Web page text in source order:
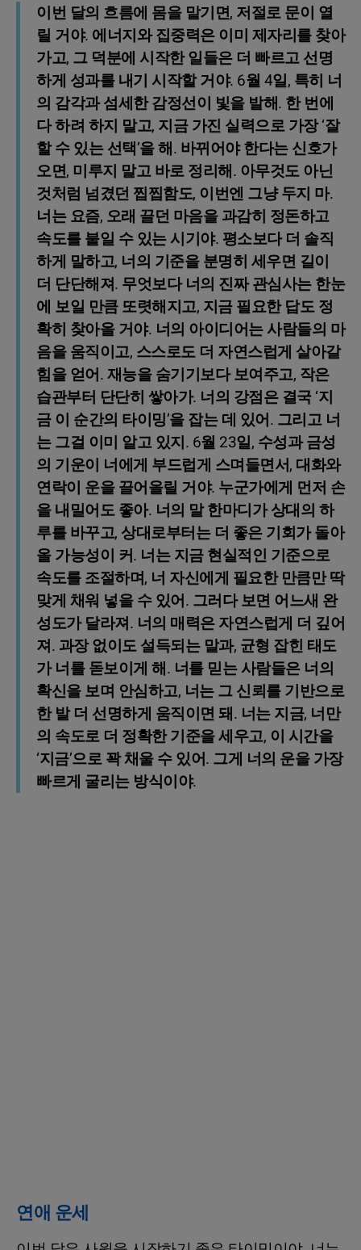
이번 달의 흐름에 몸을 맡기면, 저절로 문이 열
릴 거야. 에너지와 집중력은 이미 제자리를 찾아
가고, 그 덕분에 시작한 일들은 더 빠르고 선명
하게 성과를 내기 시작할 거야. 6월 4일, 특히 너
의 감각과 섬세한 감정선이 빛을 발해. 한 번에
다 하려 하지 말고, 지금 가진 실력으로 가장 ‘잘
할 수 있는 선택’을 해. 바뀌어야 한다는 신호가
오면, 미루지 말고 바로 정리해. 아무것도 아닌
것처럼 넘겼던 찝찝함도, 이번엔 그냥 두지 마.
너는 요즘, 오래 끌던 마음을 과감히 정돈하고
속도를 붙일 수 있는 시기야. 평소보다 더 솔직
하게 말하고, 너의 기준을 분명히 세우면 길이
더 단단해져. 무엇보다 너의 진짜 관심사는 한눈
에 보일 만큼 또렷해지고, 지금 필요한 답도 정
확히 찾아올 거야. 너의 아이디어는 사람들의 마
음을 움직이고, 스스로도 더 자연스럽게 살아갈
힘을 얻어. 재능을 숨기기보다 보여주고, 작은
습관부터 단단히 쌓아가. 너의 강점은 결국 ‘지
금 이 순간의 타이밍’을 잡는 데 있어. 그리고 너
는 그걸 이미 알고 있지. 6월 23일, 수성과 금성
의 기운이 너에게 부드럽게 스며들면서, 대화와
연락이 운을 끌어올릴 거야. 누군가에게 먼저 손
을 내밀어도 좋아. 너의 말 한마디가 상대의 하
루를 바꾸고, 상대로부터는 더 좋은 기회가 돌아
올 가능성이 커. 너는 지금 현실적인 기준으로
속도를 조절하며, 너 자신에게 필요한 만큼만 딱
맞게 채워 넣을 수 있어. 그러다 보면 어느새 완
성도가 달라져. 너의 매력은 자연스럽게 더 깊어
져. 과장 없이도 설득되는 말과, 균형 잡힌 태도
가 너를 돋보이게 해. 너를 믿는 사람들은 너의
확신을 보며 안심하고, 너는 그 신뢰를 기반으로
한 발 더 선명하게 움직이면 돼. 너는 지금, 너만
의 속도로 더 정확한 기준을 세우고, 이 시간을
‘지금’으로 꽉 채울 수 있어. 그게 너의 운을 가장
빠르게 굴리는 방식이야.
연애 운세